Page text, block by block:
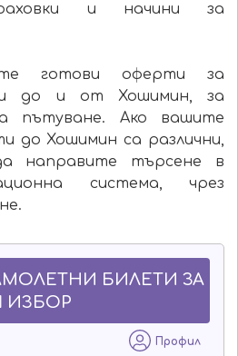
и начини за
готови оферти за
до и от Хошимин, за
пътуване. Ако вашите
до Хошимин са различни,
направите търсене в
система, чрез
БИЛЕТИ ЗА
ИЗБОР
Профил